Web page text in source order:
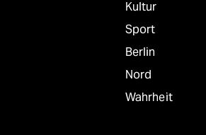
Kultur
Sport
Berlin
Nord
Wahrheit